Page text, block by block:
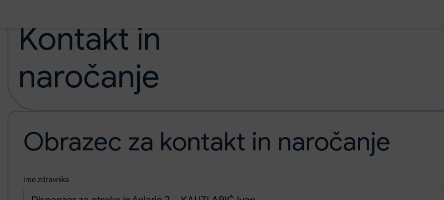
Kontakt in
naročanje
Obrazec za kontakt in naročanje
Ime zdravnika